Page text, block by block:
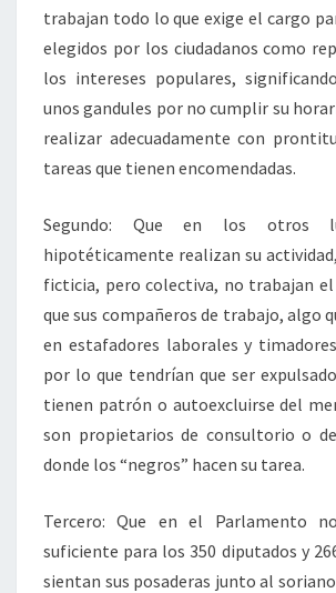
trabajan todo lo que exige el cargo
elegidos por los ciudadanos como
los intereses populares,
unos gandules por no cumplir su
realizar adecuadamente con
tareas que tienen encomendadas.
Segundo: Que en los otros
hipotéticamente realizan su
ficticia, pero colectiva, no trabajan
que sus compañeros de trabajo, algo
en estafadores laborales y
por lo que tendrían que ser
tienen patrón o autoexcluirse del
son propietarios de consultorio o
donde los “negros” hacen su tarea.
Tercero: Que en el Parlamento
suficiente para los 350 diputados y
sientan sus posaderas junto al